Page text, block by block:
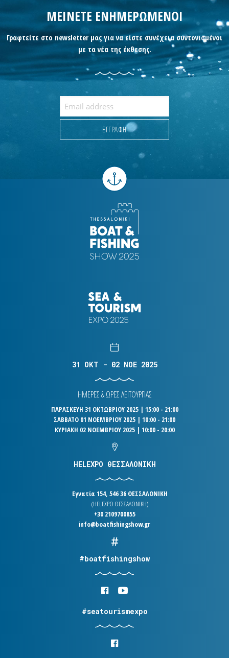
ΜΕΙΝΕΤΕ ΕΝΗΜΕΡΩΜΕΝΟΙ
Γραφτείτε στο newsletter μας για να είστε συνέχεια συντονισμένοι
με τα νέα της έκθεσης.
31 OKT - 02 NOE 2025
ΗΜΕΡΕΣ & ΩΡΕΣ ΛΕΙΤΟΥΡΓΙΑΣ
ΠΑΡΑΣΚΕΥΗ 31 ΟΚΤΩΒΡΙΟΥ 2025 | 15:00 - 21:00
ΣΑΒΒΑΤΟ 01 ΝΟΕΜΒΡΙΟΥ 2025 | 10:00 - 21:00
ΚΥΡΙΑΚΗ 02 ΝΟΕΜΒΡΙΟΥ 2025 | 10:00 - 20:00
HELEXPO ΘΕΣΣΑΛΟΝΙΚΗ
Εγνατία 154, 546 36 ΘΕΣΣΑΛΟΝΙΚΗ
(HELEXPO ΘΕΣΣΑΛΟΝΙΚΗ)
+30 2109700855
info@boatfishingshow.gr
#boatfishingshow
#seatourismexpo